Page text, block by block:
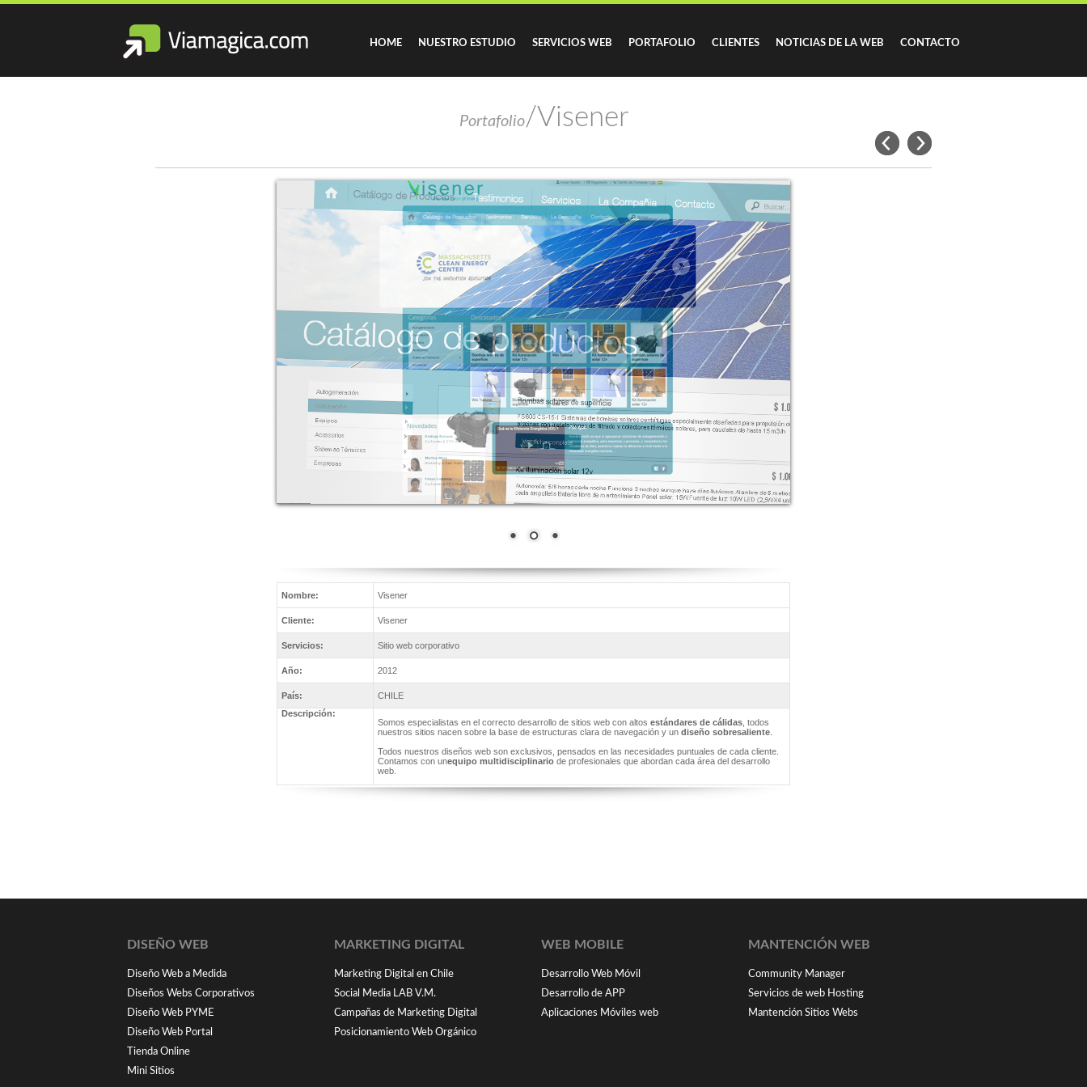
HOME NUESTRO ESTUDIO SERVICIOS WEB PORTAFOLIO CLIENTES NOTICIAS DE LA WEB CONTACTO
Portafolio/Visener
Nombre: Visener
Cliente: Visener
Servicios: Sitio web corporativo
Año: 2012
País:
CHILE
Descripción:
Somos especialistas en el correcto desarrollo de sitios web con altos estándares de cálidas , todos
nuestros sitios nacen sobre la base de estructuras clara de navegación y un diseño sobresaliente
Todos nuestros diseños web son exclusivos, pensados en las necesidades puntuales de cada cliente.
Contamos con unequipo multidisciplinario de profesionales que abordan cada área del desarrollo
web.
DISEÑO WEB
Diseño Web a Medida
Diseños Webs Corporativos
Diseño Web PYME
Diseño Web Portal
Tienda Online
Mini Sitios
MARKETING DIGITAL
Marketing Digital en Chile
Social Media LAB V.M.
Campañas de Marketing Digital
Posicionamiento Web Orgánico
WEB MOBILE
Desarrollo Web Móvil
Desarrollo de APP
Aplicaciones Móviles web
MANTENCIÓN WEB
Community Manager
Servicios de web Hosting
Mantención Sitios Webs